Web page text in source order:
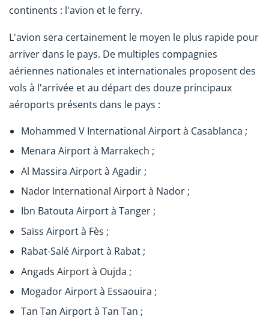
continents : l'avion et le ferry.
L'avion sera certainement le moyen le plus rapide pour
arriver dans le pays. De multiples compagnies
aériennes nationales et internationales proposent des
vols à l'arrivée et au départ des douze principaux
aéroports présents dans le pays :
Mohammed V International Airport à Casablanca ;
Menara Airport à Marrakech ;
Al Massira Airport à Agadir ;
Nador International Airport à Nador ;
Ibn Batouta Airport à Tanger ;
Saïss Airport à Fès ;
Rabat-Salé Airport à Rabat ;
Angads Airport à Oujda ;
Mogador Airport à Essaouira ;
Tan Tan Airport à Tan Tan ;